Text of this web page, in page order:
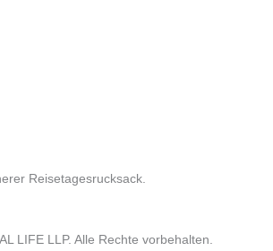
Reisetagesrucksack.
LIFE LLP. Alle Rechte vorbehalten.